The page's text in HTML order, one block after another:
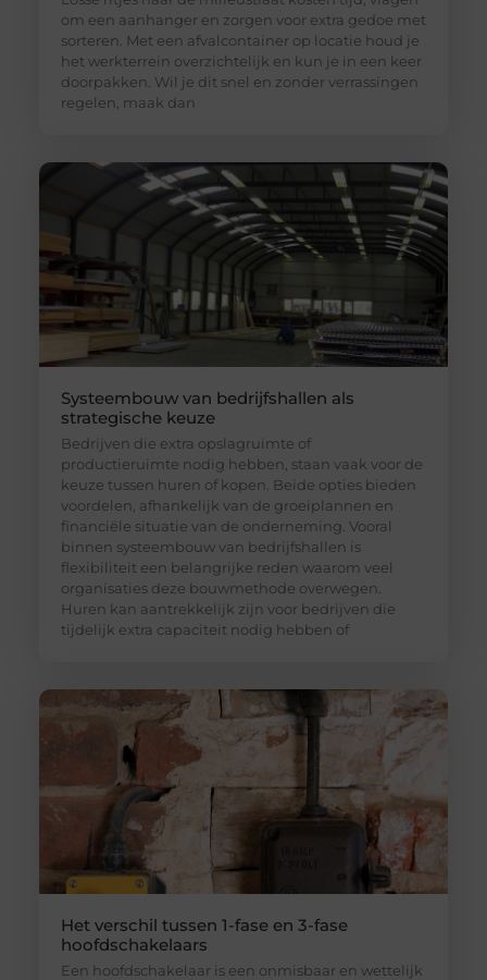
om een aanhanger en zorgen voor extra gedoe met
sorteren. Met een afvalcontainer op locatie houd je
het werkterrein overzichtelijk en kun je in een keer
doorpakken. Wil je dit snel en zonder verrassingen
regelen, maak dan
Systeembouw van bedrijfshallen als
strategische keuze
Bedrijven die extra opslagruimte of
productieruimte nodig hebben, staan vaak voor de
keuze tussen huren of kopen. Beide opties bieden
voordelen, afhankelijk van de groeiplannen en
financiële situatie van de onderneming. Vooral
binnen systeembouw van bedrijfshallen is
flexibiliteit een belangrijke reden waarom veel
organisaties deze bouwmethode overwegen.
Huren kan aantrekkelijk zijn voor bedrijven die
tijdelijk extra capaciteit nodig hebben of
Het verschil tussen 1-fase en 3-fase
hoofdschakelaars
Een hoofdschakelaar is een onmisbaar en wettelijk